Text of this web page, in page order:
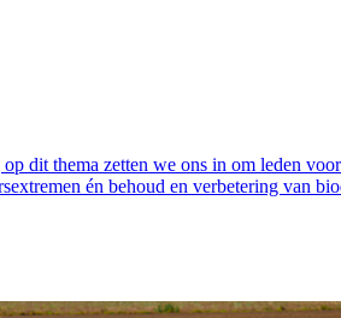
dit thema zetten we ons in om leden
én behoud en verbetering van